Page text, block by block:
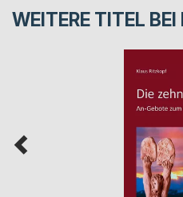
WEITERE TITEL BEI